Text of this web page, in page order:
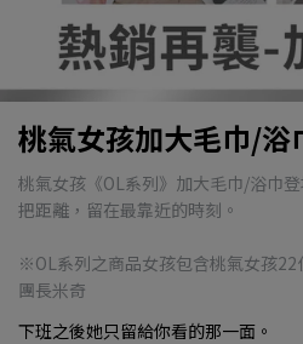
桃氣女孩加大毛巾/浴
桃氣女孩《OL系列》加大毛巾/浴巾
把距離，留在最靠近的時刻。
※OL系列之商品女孩包含桃氣女孩
團長米奇
下班之後她只留給你看的那一面。